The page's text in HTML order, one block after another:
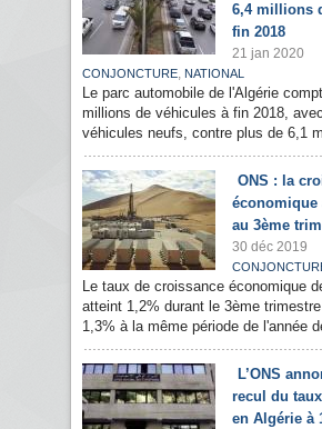
6,4 millions
fin 2018
21 jan 2020
CONJONCTURE, NATIONAL
Le parc automobile de l'Algérie
millions de véhicules à fin 2018,
véhicules neufs, contre plus de 6,1
ONS : la
économique
au 3ème
30 déc 2019
Le taux de croissance économique
atteint 1,2% durant le 3ème
1,3% à la même période de l'année
L’ONS
recul du
en Algérie à